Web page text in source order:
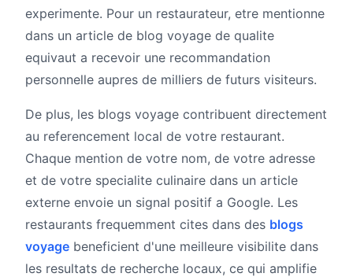
experimente. Pour un restaurateur, etre mentionne
dans un article de blog voyage de qualite
equivaut a recevoir une recommandation
personnelle aupres de milliers de futurs visiteurs.
De plus, les blogs voyage contribuent directement
au referencement local de votre restaurant.
Chaque mention de votre nom, de votre adresse
et de votre specialite culinaire dans un article
externe envoie un signal positif a Google. Les
restaurants frequemment cites dans des blogs
voyage beneficient d'une meilleure visibilite dans
les resultats de recherche locaux, ce qui amplifie